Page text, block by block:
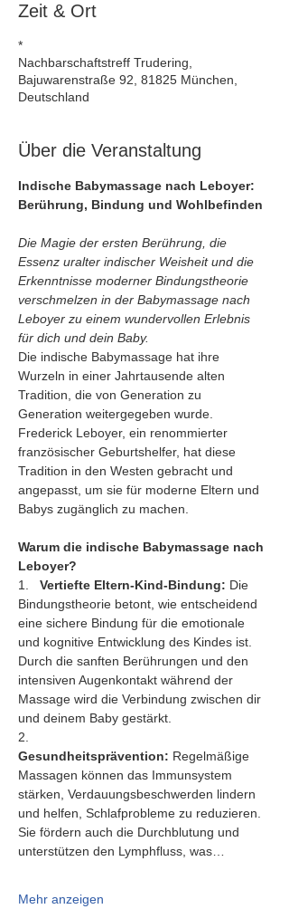
Zeit & Ort
*
Nachbarschaftstreff Trudering,
Bajuwarenstraße 92, 81825 München,
Deutschland
Über die Veranstaltung
Indische Babymassage nach Leboyer:
Berührung, Bindung und Wohlbefinden
Die Magie der ersten Berührung, die
Essenz uralter indischer Weisheit und die
Erkenntnisse moderner Bindungstheorie
verschmelzen in der Babymassage nach
Leboyer zu einem wundervollen Erlebnis
für dich und dein Baby.
Die indische Babymassage hat ihre
Wurzeln in einer Jahrtausende alten
Tradition, die von Generation zu
Generation weitergegeben wurde.
Frederick Leboyer, ein renommierter
französischer Geburtshelfer, hat diese
Tradition in den Westen gebracht und
angepasst, um sie für moderne Eltern und
Babys zugänglich zu machen.
Warum die indische Babymassage nach
Leboyer?
1. Vertiefte Eltern-Kind-Bindung: Die
Bindungstheorie betont, wie entscheidend
eine sichere Bindung für die emotionale
und kognitive Entwicklung des Kindes ist.
Durch die sanften Berührungen und den
intensiven Augenkontakt während der
Massage wird die Verbindung zwischen dir
und deinem Baby gestärkt.
2.
Gesundheitsprävention: Regelmäßige
Massagen können das Immunsystem
stärken, Verdauungsbeschwerden lindern
und helfen, Schlafprobleme zu reduzieren.
Sie fördern auch die Durchblutung und
unterstützen den Lymphfluss, was…
Mehr anzeigen